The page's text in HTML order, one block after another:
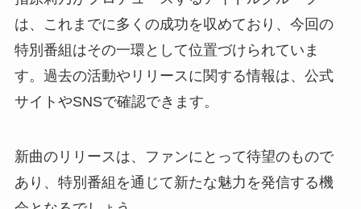
は、これまでに多くの成功を収めており、今回の
特別番組はその一環として位置づけられていま
す。過去の活動やリリースに関する情報は、公式
サイトやSNSで確認できます。
新曲のリリースは、ファンにとって待望のもので
あり、特別番組を通じて新たな魅力を発信する機